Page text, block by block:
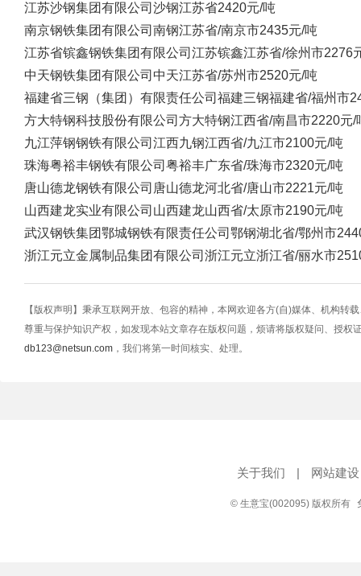
江苏沙钢集团有限公司 沙钢江苏省2420元/吨
南京钢铁集团有限公司 南钢江苏省/南京市2435元/吨
江苏省镔鑫钢铁集团有限公司 江苏镔鑫江苏省/徐州市2276
中天钢铁集团有限公司 中天江苏省/苏州市2520元/吨
福建省三钢（集团）有限责任公司 福建三钢福建省/福州市
方大特钢科技股份有限公司 方大特钢江西省/南昌市2220元/
九江萍钢钢铁有限公司 江西九钢江西省/九江市2100元/吨
珠海粤裕丰钢铁有限公司 粤裕丰广东省/珠海市2320元/吨
唐山德龙钢铁有限公司 唐山德龙河北省/唐山市2221元/吨
山西建龙实业有限公司 山西建龙山西省/太原市2190元/吨
武汉钢铁集团鄂城钢铁有限责任公司 鄂钢湖北省/鄂州市
浙江元立金属制品集团有限公司 浙江元立浙江省/丽水市
【版权声明】秉承互联网开放、包容的精神，本网欢迎各方(自)媒体、机构转
尊重与保护知识产权，如发现本站文章存在版权问题，烦请将版权疑问、授权
db123@netsun.com ，我们将第一时间核实、处理。
关于我们 | 网站建设
© 生意宝(002095) 版权所有